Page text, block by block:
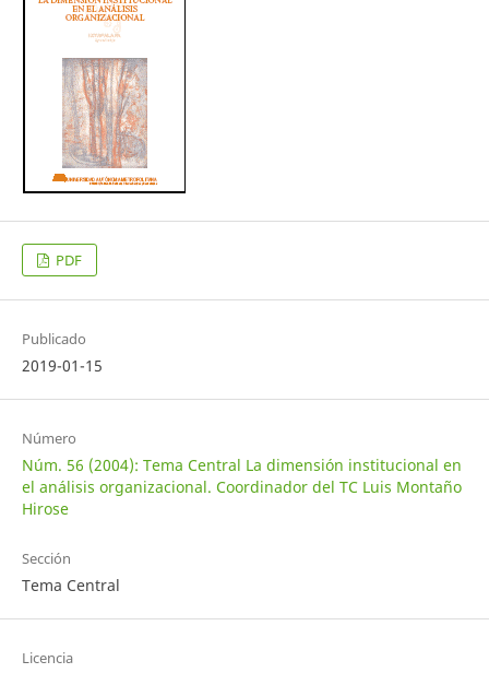
PDF
Publicado
2019-01-15
Número
Núm. 56 (2004): Tema Central La dimensión institucional en
el análisis organizacional. Coordinador del TC Luis Montaño
Hirose
Sección
Tema Central
Licencia